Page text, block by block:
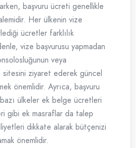
başvuru ücreti genellikle
Her ülkenin vize
ücretler farklılık
vize başvurusu yapmadan
veya
sitesini ziyaret ederek güncel
önemlidir. Ayrıca, başvuru
ülkeler ek belge ücretleri
gibi ek masraflar da talep
dikkate alarak bütçenizi
önemlidir.